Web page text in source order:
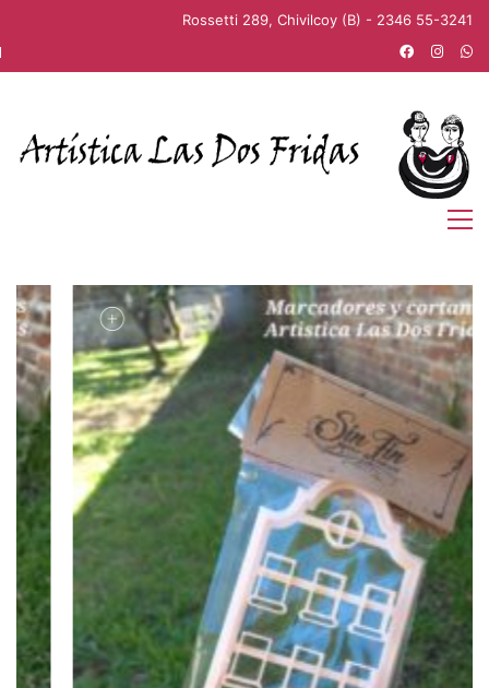
Rossetti 289, Chivilcoy (B) - 2346 55-3241